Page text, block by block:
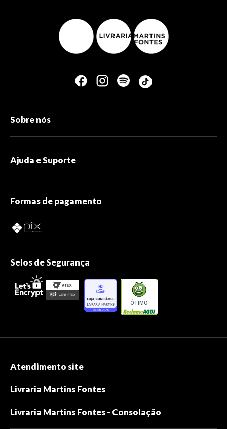
Sobre nós
Ajuda e Suporte
Formas de pagamento
Selos de Segurança
ÓTIMO
Atendimento site
Livraria Martins Fontes
Livraria Martins Fontes - Consolação